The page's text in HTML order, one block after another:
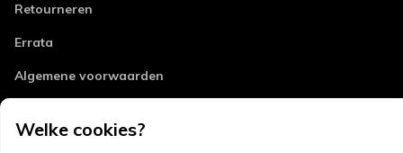
Retourneren
Errata
Algemene voorwaarden
Welke cookies?